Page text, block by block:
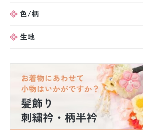
色/柄
生地